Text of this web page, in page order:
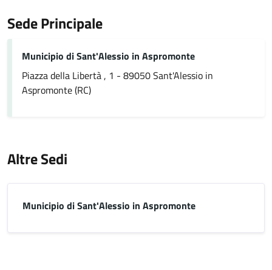
Sede Principale
Municipio di Sant'Alessio in Aspromonte
Piazza della Libertà , 1 - 89050 Sant'Alessio in
Aspromonte (RC)
Altre Sedi
Municipio di Sant'Alessio in Aspromonte